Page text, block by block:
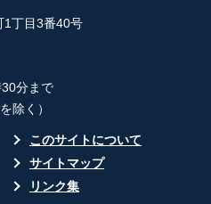
丁目3番40号
分まで
除く）
このサイトについて
サイトマップ
リンク集